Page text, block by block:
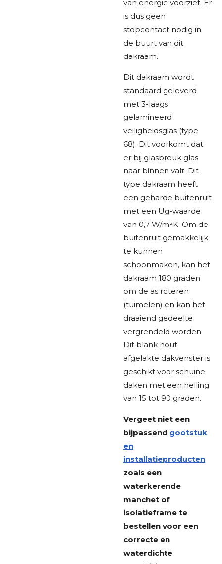
van energie voorziet. Er
is dus geen
stopcontact nodig in
de buurt van dit
dakraam.
Dit dakraam wordt
standaard geleverd
met 3-laags
gelamineerd
veiligheidsglas (type
68). Dit voorkomt dat
er bij glasbreuk glas
naar binnen valt. Dit
type dakraam heeft
een geharde buitenruit
met een Ug-waarde
van 0,7 W/m²K. Om de
buitenruit gemakkelijk
te kunnen
schoonmaken, kan het
dakraam 180 graden
om de as roteren
(tuimelen) en kan het
draaiend gedeelte
vergrendeld worden.
Dit blank hout
afgelakte dakvenster is
geschikt voor schuine
daken met een helling
van 15 tot 90 graden.
Vergeet niet een
bijpassend gootstuk
en
installatieproducten
zoals een
waterkerende
manchet of
isolatieframe te
bestellen voor een
correcte en
waterdichte